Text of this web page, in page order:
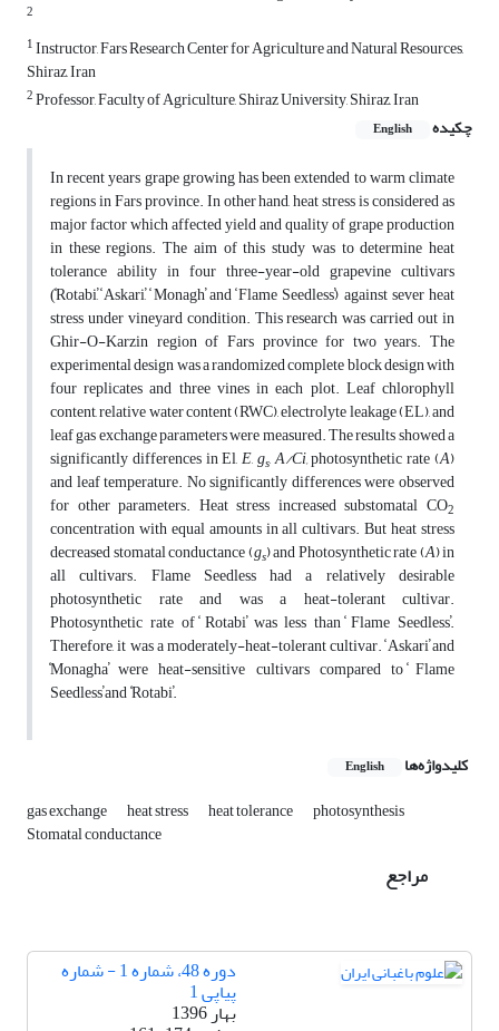
2
1Instructor, Fars Research Center for Agriculture and Natural Resources,
Shiraz, Iran
2Professor, Faculty of Agriculture, Shiraz University, Shiraz, Iran
چکیده
English
In recent years grape growing has been extended to warm climate
regions in Fars province. In other hand, heat stress is considered as
major factor which affected yield and quality of grape production
in these regions. The aim of this study was to determine heat
tolerance ability in four three-year-old grapevine cultivars
(̒Rotabi̕, ̒Askari̕, ̒Monagh̕ and ̒Flame Seedless̕) against sever heat
stress under vineyard condition. This research was carried out in
Ghir-O-Karzin region of Fars province for two years. The
experimental design was a randomized complete block design with
four replicates and three vines in each plot. Leaf chlorophyll
content, relative water content (RWC), electrolyte leakage (EL), and
leaf gas exchange parameters were measured. The results showed a
significantly differences in El,E,gs,A/Ci,photosynthetic rate (A)
and leaf temperature. No significantly differences were observed
for other parameters. Heat stress increased substomatal CO2
concentration with equal amounts in all cultivars. But heat stress
decreased stomatal conductance (gs) and Photosynthetic rate (A) in
all cultivars. Flame Seedless had a relatively desirable
photosynthetic rate and was a heat-tolerant cultivar.
Photosynthetic rate of ̒Rotabi̕ was less than ̒Flame Seedless̕.
Therefore, it was a moderately-heat-tolerant cultivar. ̒Askari̕ and
̒Monagha̕ were heat-sensitive cultivars compared to ̒Flame
Seedless̕ and ̒Rotabi̕.
کلیدواژه‌ها English
gas exchange heat stress heat tolerance photosynthesis
Stomatal conductance
مراجع
دوره 48، شماره 1 - شماره
پیاپی 1
بهار 1396